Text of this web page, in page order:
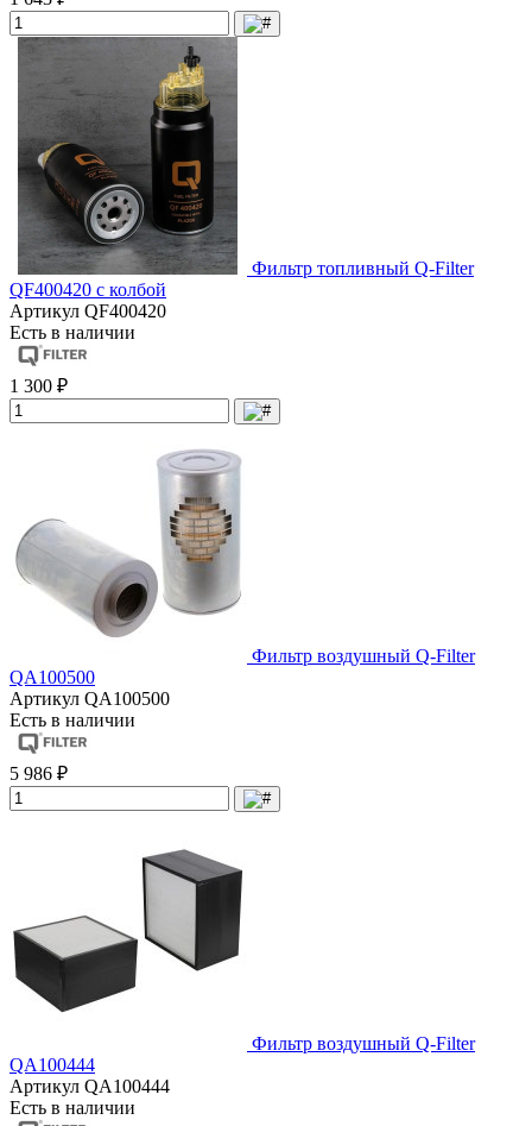
Фильтр топливный Q-Filter
QF400420 с колбой
Артикул QF400420
Есть в наличии
1 300 ₽
Фильтр воздушный Q-Filter
QA100500
Артикул QA100500
Есть в наличии
5 986 ₽
Фильтр воздушный Q-Filter
QA100444
Артикул QA100444
Есть в наличии